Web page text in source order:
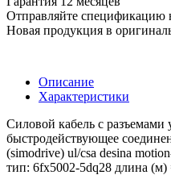
Отправляйте спецификацию
Новая продукция в
Описание
Характеристики
Силовой кабель с разъемами
быстродействующее
(simodrive) ul/csa desina
тип: 6fx5002-5dq28 длина (м)